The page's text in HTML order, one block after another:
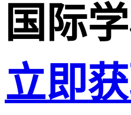
国际
立即